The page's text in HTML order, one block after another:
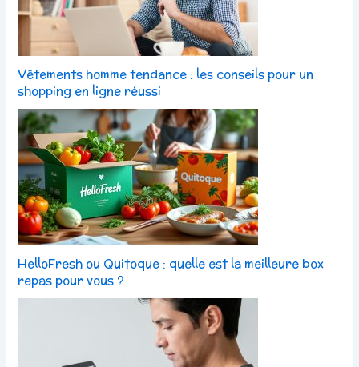
Vêtements homme tendance : les conseils pour un
shopping en ligne réussi
HelloFresh ou Quitoque : quelle est la meilleure box
repas pour vous ?